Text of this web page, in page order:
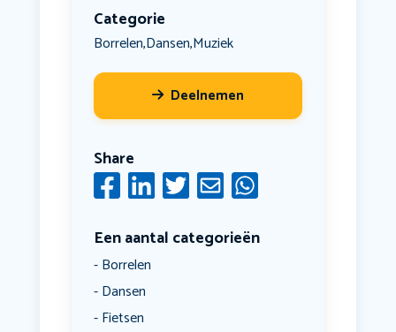
Categorie
Borrelen,Dansen,Muziek
Deelnemen
Share
Een aantal categorieën
Borrelen
Dansen
Fietsen